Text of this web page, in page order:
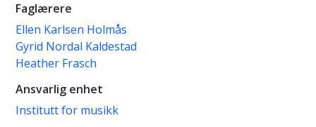
Faglærere
Ellen Karlsen Holmås
Gyrid Nordal Kaldestad
Heather Frasch
Ansvarlig enhet
Institutt for musikk